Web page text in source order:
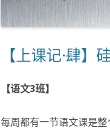
【上课记·肆】
【语文3班】
每周都有一节语文课是